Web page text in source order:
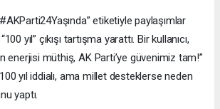
etiketiyle paylaşımlar
yıl” çıkışı tartışma yarattı. Bir kullanıcı,
enerjisi müthiş, AK Parti’ye güvenimiz tam!”
yıl iddialı, ama millet desteklerse neden
yaptı.